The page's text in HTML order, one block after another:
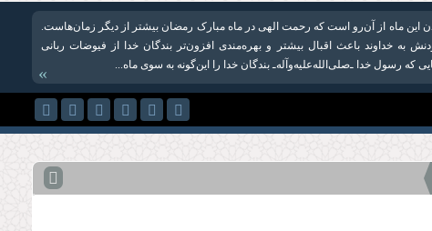
این ماه از آن‌رو است که رحمت الهی در ماه مبارک رمضان بیشتر از دیگر زمان‌هاست.
به خداوند باعث اقبال بیشتر و بهره‌مندی افزون‌تر بندگان خدا از فیوضات ربانی
که رسول خدا ـ‌صلی‌الله‌علیه‌وآله‌ـ بندگان خدا را این‌گونه به سوی ماه...
»